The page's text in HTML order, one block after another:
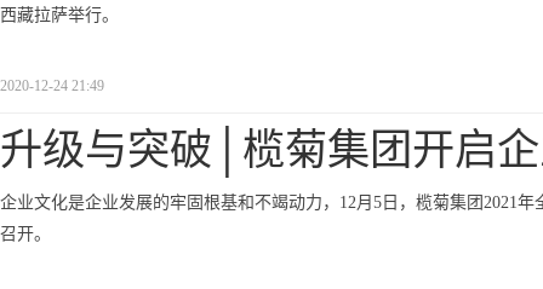
西藏拉萨举行。
2020-12-24 21:49
升级与突破│榄菊集团开启
企业文化是企业发展的牢固根基和不竭动力，12月5日，榄菊集团2021
召开。